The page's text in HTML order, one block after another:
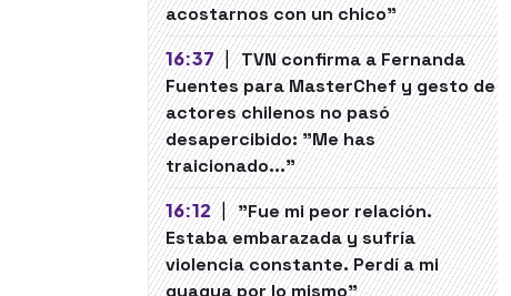
acostarnos con un chico"
16:37 | TVN confirma a Fernanda
Fuentes para MasterChef y gesto de
actores chilenos no pasó
desapercibido: "Me has
traicionado..."
16:12 | "Fue mi peor relación.
Estaba embarazada y sufría
violencia constante. Perdí a mi
guagua por lo mismo"